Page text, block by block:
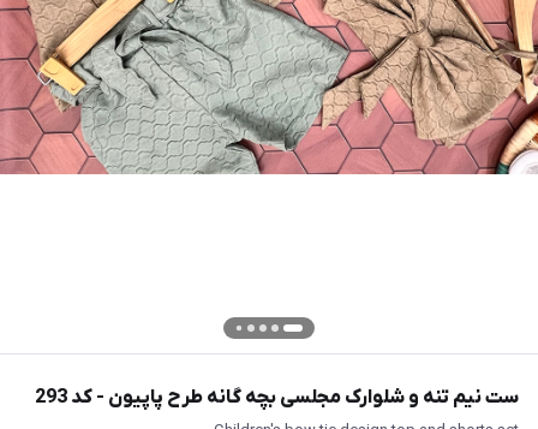
ست نیم تنه و شلوارک مجلسی بچه گانه طرح پاپیون - کد 293